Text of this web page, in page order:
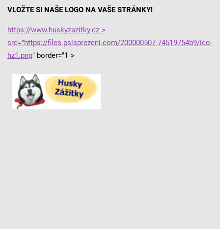
VLOŽTE SI NAŠE LOGO NA VAŠE STRÁNKY!
https://www.huskyzazitky.cz">
src="https://files.psisprezeni.com/200000507-74519754b9/ico-
hz1.png" border="1">